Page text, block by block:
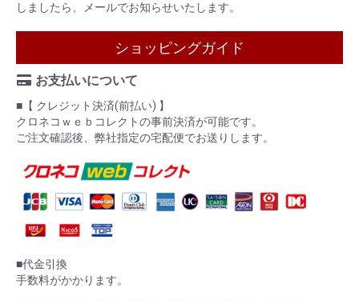
しましたら、メールでお知らせいたします。
ショッピングガイド
お支払いについて
■【 クレジット決済(前払い) 】
クロネコｗｅｂコレクトの事前決済が可能です。
ご注文確認後、弊社指定の宅配便でお送りします。
■代金引換
手数料がかかります。